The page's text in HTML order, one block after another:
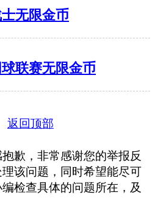
无限金币
联赛无限金币
返回顶部
歉，非常感谢您的举报反
该问题，同时希望能尽可
检查具体的问题所在，及